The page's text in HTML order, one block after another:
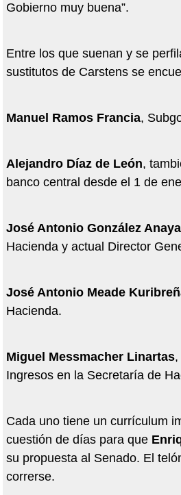
Gobierno muy buena”.
Entre los que suenan y se
sustitutos de Carstens se
Manuel Ramos Francia,
Alejandro Díaz de León,
banco central desde el 1 de
José Antonio González Anaya
Hacienda y actual Director
José Antonio Meade
Hacienda.
Miguel Messmacher Linartas,
Ingresos en la Secretaría de
Cada uno tiene un currículum
cuestión de días para que
su propuesta al Senado. El
correrse.